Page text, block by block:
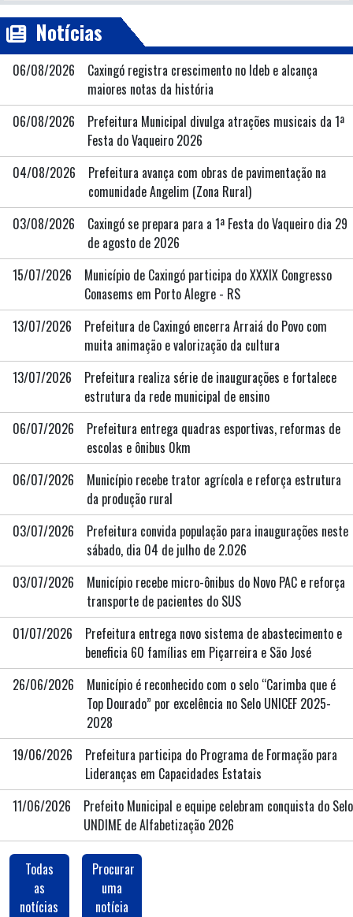
Notícias
06/08/2026
Caxingó registra crescimento no Ideb e alcança
maiores notas da história
06/08/2026
Prefeitura Municipal divulga atrações musicais da 1ª
Festa do Vaqueiro 2026
04/08/2026
Prefeitura avança com obras de pavimentação na
comunidade Angelim (Zona Rural)
03/08/2026
Caxingó se prepara para a 1ª Festa do Vaqueiro dia 29
de agosto de 2026
15/07/2026
Município de Caxingó participa do XXXIX Congresso
Conasems em Porto Alegre - RS
13/07/2026
Prefeitura de Caxingó encerra Arraiá do Povo com
muita animação e valorização da cultura
13/07/2026
Prefeitura realiza série de inaugurações e fortalece
estrutura da rede municipal de ensino
06/07/2026
Prefeitura entrega quadras esportivas, reformas de
escolas e ônibus 0km
06/07/2026
Município recebe trator agrícola e reforça estrutura
da produção rural
03/07/2026
Prefeitura convida população para inaugurações neste
sábado, dia 04 de julho de 2.026
03/07/2026
Município recebe micro-ônibus do Novo PAC e reforça
transporte de pacientes do SUS
01/07/2026
Prefeitura entrega novo sistema de abastecimento e
beneficia 60 famílias em Piçarreira e São José
26/06/2026
Município é reconhecido com o selo “Carimba que é
Top Dourado” por excelência no Selo UNICEF 2025-
2028
19/06/2026
Prefeitura participa do Programa de Formação para
Lideranças em Capacidades Estatais
11/06/2026
Prefeito Municipal e equipe celebram conquista do Selo
UNDIME de Alfabetização 2026
Todas
as
notícias
Procurar
uma
notícia